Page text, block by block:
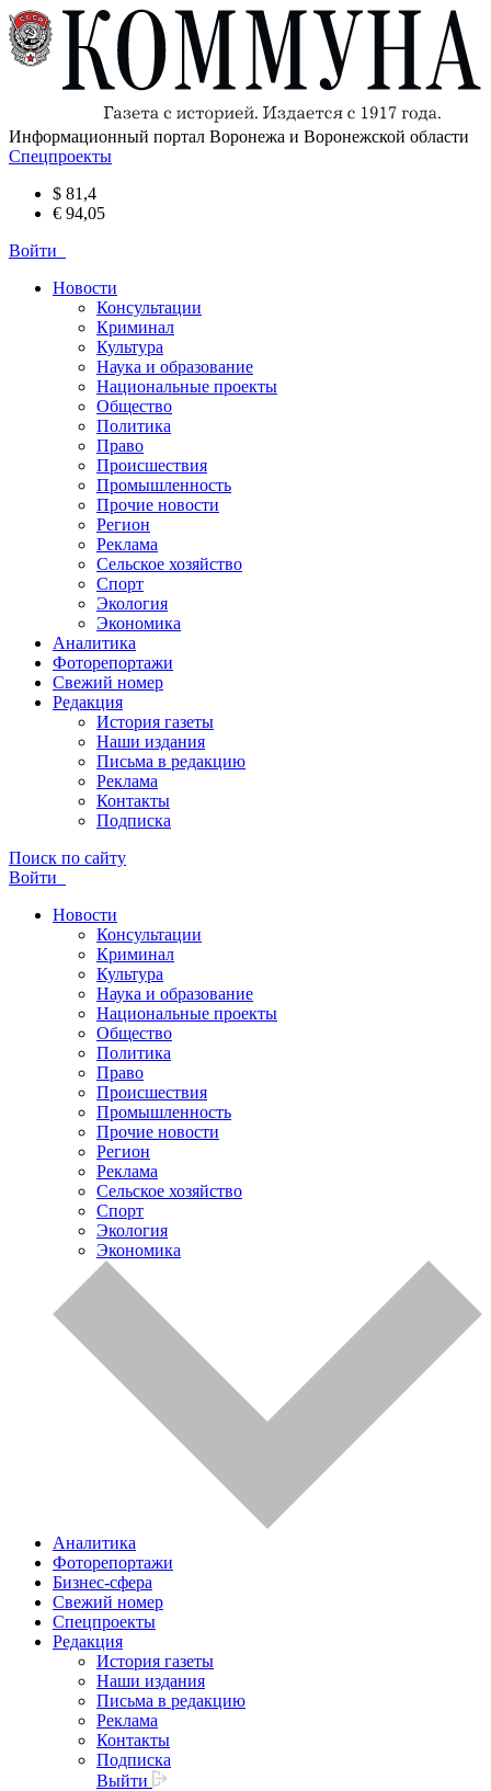
Информационный портал Воронежа и Воронежской области
Спецпроекты
$ 81,4
€ 94,05
Войти
Новости
Консультации
Криминал
Культура
Наука и образование
Национальные проекты
Общество
Политика
Право
Происшествия
Промышленность
Прочие новости
Регион
Реклама
Сельское хозяйство
Спорт
Экология
Экономика
Аналитика
Фоторепортажи
Свежий номер
Редакция
История газеты
Наши издания
Письма в редакцию
Реклама
Контакты
Подписка
Поиск по сайту
Войти
Новости
Консультации
Криминал
Культура
Наука и образование
Национальные проекты
Общество
Политика
Право
Происшествия
Промышленность
Прочие новости
Регион
Реклама
Сельское хозяйство
Спорт
Экология
Экономика
Аналитика
Фоторепортажи
Бизнес-сфера
Свежий номер
Спецпроекты
Редакция
История газеты
Наши издания
Письма в редакцию
Реклама
Контакты
Подписка
Выйти